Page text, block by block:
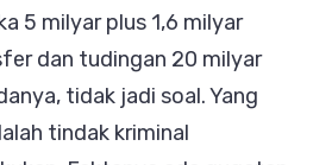
5 milyar plus 1,6 milyar
dan tudingan 20 milyar
tidak jadi soal. Yang
tindak kriminal